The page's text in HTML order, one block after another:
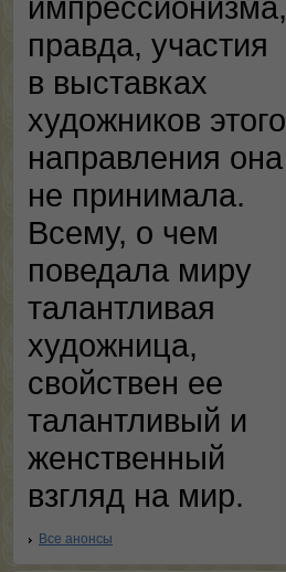
правда, участия
в выставках
художников этого
направления она
не принимала.
Всему, о чем
поведала миру
талантливая
художница,
свойствен ее
талантливый и
женственный
взгляд на мир.
Все анонсы